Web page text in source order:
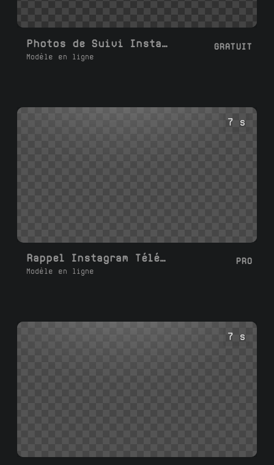
Photos de Suivi Instagram
Modèle en ligne
GRATUIT
7 s
Rappel Instagram Téléphone
Modèle en ligne
PRO
7 s